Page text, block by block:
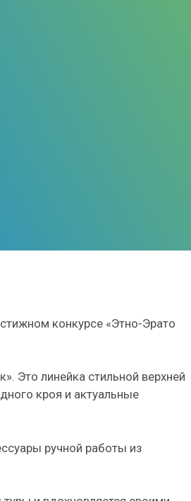
конкурсе «Этно-Эрато
Это линейка стильной верхней
кроя и актуальные
ручной работы из